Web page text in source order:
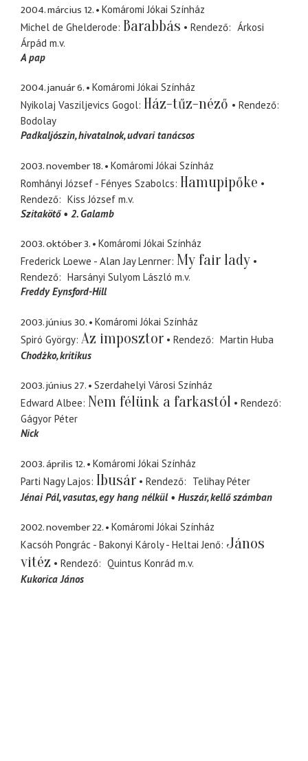
2004. március 12.
Komáromi Jókai Színház
Michel de Ghelderode Barabbás Rendező
Árkosi
Árpád m.v.
A pap
2004. január 6.
Komáromi Jókai Színház
Nyikolaj Vasziljevics Gogol Ház-tűz-néző
Rendező
Bodolay
Padkaljószin hivatalnok, udvari tanácsos
2003. november 18.
Komáromi Jókai Színház
Romhányi József - Fényes Szabolcs Hamupipőke
Rendező Kiss József m.v.
Szitakötő
2. Galamb
2003. október 3.
Komáromi Jókai Színház
Frederick Loewe - Alan Jay Lenrner My fair lady
Rendező Harsányi Sulyom László m.v.
Freddy Eynsford-Hill
2003. június 30.
Komáromi Jókai Színház
Spiró György Az imposztor Rendező
Martin Huba
Chodżko kritikus
2003. június 27.
Szerdahelyi Városi Színház
Edward Albee Nem félünk a farkastól
Rendező
Gágyor Péter
Nick
2003. április 12.
Komáromi Jókai Színház
Parti Nagy Lajos Ibusár Rendező
Telihay Péter
Jénai Pál vasutas, egy hang nélkül Huszár kellő számban
2002. november 22.
Komáromi Jókai Színház
Kacsóh Pongrác - Bakonyi Károly - Heltai Jenő János
vitéz
Rendező Quintus Konrád m.v.
Kukorica János